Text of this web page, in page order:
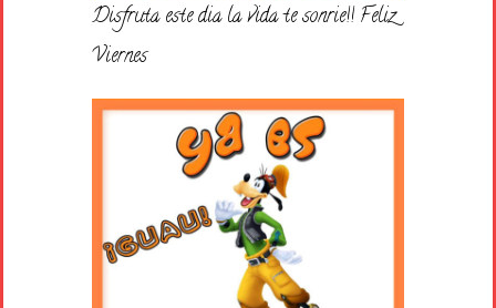
Disfruta este dia la vida te sonrie!! Feliz
Viernes